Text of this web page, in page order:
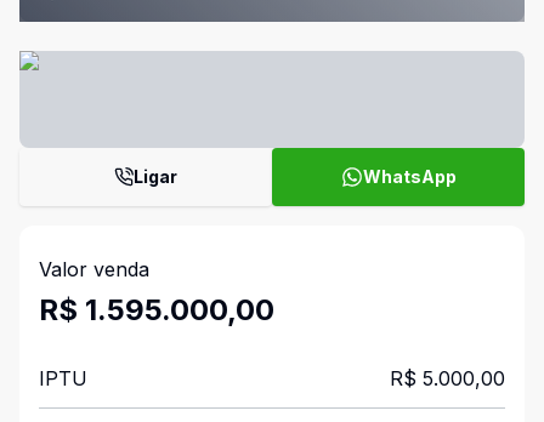
Ligar WhatsApp
Valor venda
R$ 1.595.000,00
IPTU R$ 5.000,00